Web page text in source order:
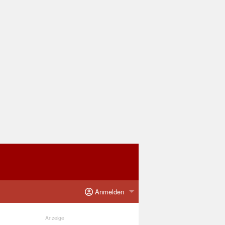
Anmelden
Anzeige